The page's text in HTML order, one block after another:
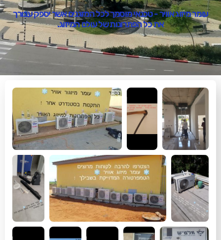
- טכנאי מוסמך לכל המזגנים אשר יספק עבורך
כל הפתרונות של עולם המיזוג.